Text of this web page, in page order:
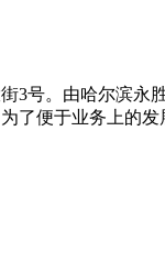
3号。由哈尔滨永
了便于业务上的